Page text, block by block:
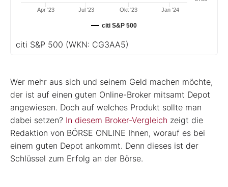
citi S&P 500
Jul '23 Jan '24
Apr '23 Okt '23
citi S&P 500 (WKN: CG3AA5)
Wer mehr aus sich und seinem Geld machen möchte,
der ist auf einen guten Online-Broker mitsamt Depot
angewiesen. Doch auf welches Produkt sollte man
dabei setzen? In diesem Broker-Vergleich zeigt die
Redaktion von BÖRSE ONLINE Ihnen, worauf es bei
einem guten Depot ankommt. Denn dieses ist der
Schlüssel zum Erfolg an der Börse.